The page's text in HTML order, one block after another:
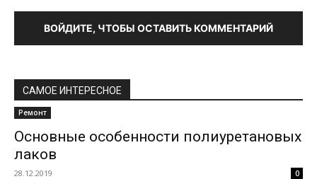
ВОЙДИТЕ, ЧТОБЫ ОСТАВИТЬ КОММЕНТАРИЙ
САМОЕ ИНТЕРЕСНОЕ
Ремонт
Основные особенности полиуретановых
лаков
28.12.2019 0